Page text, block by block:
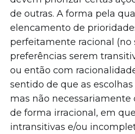
de outras. A forma pela
elencamento de
perfeitamente racional (no
preferências serem
ou então com
sentido de que as
mas não necessariamente
de forma irracional, em
intransitivas e/ou